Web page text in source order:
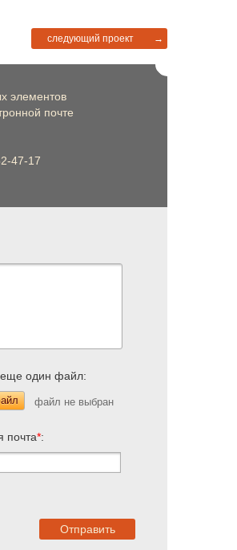
следующий проект →
элементов
почте
47-17
еще один файл:
почта*: